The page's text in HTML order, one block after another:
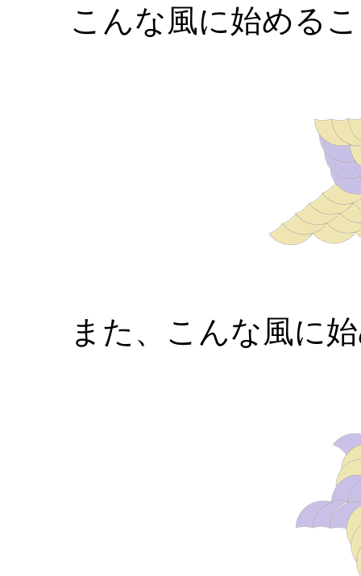
こんな風に始める
また、こんな風に